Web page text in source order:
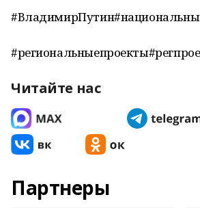
Читайте нас
Партнеры